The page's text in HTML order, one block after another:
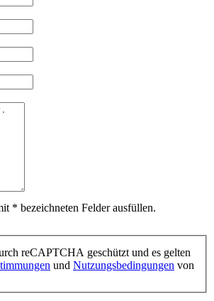
* bezeichneten Felder ausfüllen.
reCAPTCHA geschützt und es gelten
und Nutzungsbedingungen von